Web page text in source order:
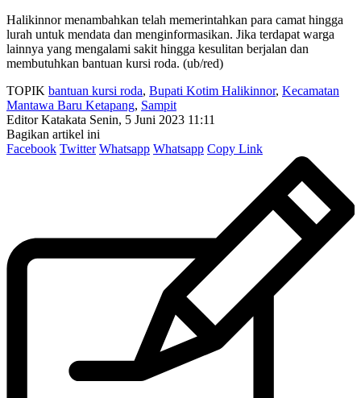
Halikinnor menambahkan telah memerintahkan para camat hingga
lurah untuk mendata dan menginformasikan. Jika terdapat warga
lainnya yang mengalami sakit hingga kesulitan berjalan dan
membutuhkan bantuan kursi roda. (ub/red)
TOPIK bantuan kursi roda, Bupati Kotim Halikinnor, Kecamatan
Mantawa Baru Ketapang, Sampit
Editor Katakata Senin, 5 Juni 2023 11:11
Bagikan artikel ini
Facebook Twitter Whatsapp Whatsapp Copy Link